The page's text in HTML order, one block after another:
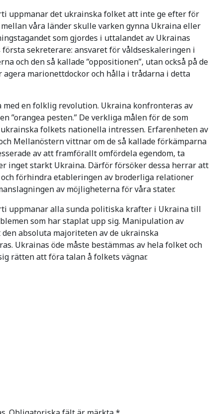
uppmanar det ukrainska folket att inte ge efter för
våra länder skulle varken gynna Ukraina eller
som gjordes i uttalandet av Ukrainas
sekreterare: ansvaret för våldseskaleringen i
och den så kallade ”oppositionen”, utan också på de
marionettdockor och hålla i trådarna i detta
en folklig revolution. Ukraina konfronteras av
”orangea pesten.” De verkliga målen för de som
folkets nationella intressen. Erfarenheten av
Mellanöstern vittnar om de så kallade förkämparna
av att framförallt omfördela egendom, ta
inget starkt Ukraina. Därför försöker dessa herrar att
förhindra etableringen av broderliga relationer
av möjligheterna för våra stater.
uppmanar alla sunda politiska krafter i Ukraina till
som har staplat upp sig. Manipulation av
absoluta majoriteten av de ukrainska
Ukrainas öde måste bestämmas av hela folket och
rätten att föra talan å folkets vägnar.